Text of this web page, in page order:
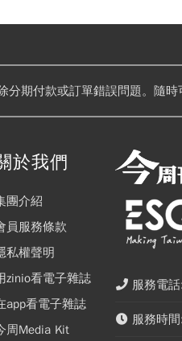
分期付款或訂單錯誤問題。隨時
於我們
團介紹
員服務條款
私權聲明
zinio看電子雜誌
app看電子雜誌
周Media Kit
服務電
服務時